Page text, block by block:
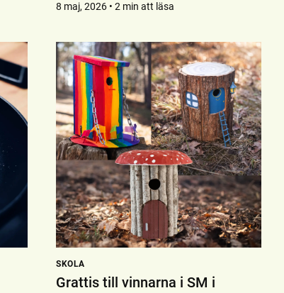
8 maj, 2026 • 2 min att läsa
SKOLA
Grattis till vinnarna i SM i